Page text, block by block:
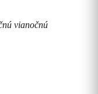
vianočnú